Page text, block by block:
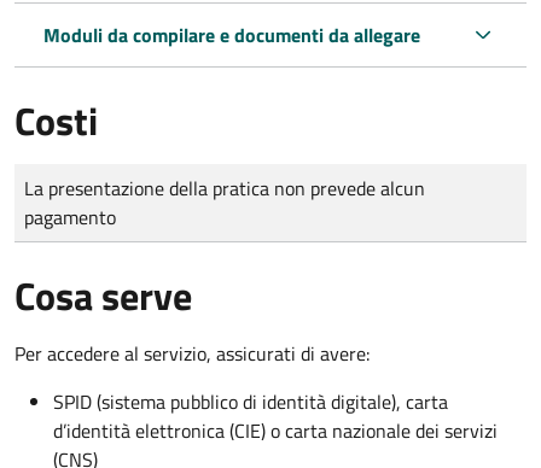
Moduli da compilare e documenti da allegare
Costi
Tipo di pagamento
Importo
La presentazione della pratica non prevede alcun
pagamento
Cosa serve
Per accedere al servizio, assicurati di avere:
SPID (sistema pubblico di identità digitale), carta
d’identità elettronica (CIE) o carta nazionale dei servizi
(CNS)